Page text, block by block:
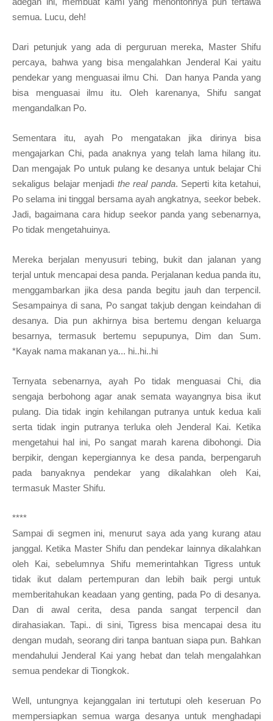
semua. Lucu, deh!
Dari petunjuk yang ada di perguruan mereka, Master Shifu
percaya, bahwa yang bisa mengalahkan Jenderal Kai yaitu
pendekar yang menguasai ilmu Chi.
Dan hanya Panda yang
bisa menguasai ilmu itu. Oleh karenanya, Shifu sangat
mengandalkan Po.
Sementara itu, ayah Po mengatakan jika dirinya bisa
mengajarkanChi, pada anaknya yang telah lama hilang itu.
Dan mengajak Po untuk pulang ke desanya untuk belajar Chi
sekaligus belajar menjadi the real panda. Seperti kita ketahui,
Po selama ini tinggal bersama ayah angkatnya, seekor bebek.
Jadi, bagaimana cara hidup seekorpanda yang sebenarnya,
Po tidak mengetahuinya.
Mereka berjalan menyusuri tebing, bukit dan jalanan yang
terjal untuk mencapaidesa panda. Perjalanan kedua panda itu,
menggambarkan jika desa panda begitu jauh dan terpencil.
Sesampainya di sana, Po sangat takjub dengan keindahan di
desanya. Dia pun akhirnya bisa bertemu dengan keluarga
besarnya, termasuk bertemu sepupunya, Dim dan Sum.
*Kayak nama makanan ya... hi..hi..hi
Ternyata sebenarnya, ayah Po tidak menguasai Chi, dia
sengaja berbohong agar anak semata wayangnya bisa ikut
pulang. Dia tidak ingin kehilangan putranya untuk kedua kali
serta tidak ingin putranya terluka oleh Jenderal Kai. Ketika
mengetahui hal ini, Po sangat marah karena dibohongi. Dia
berpikir, dengan kepergiannya ke desa panda, berpengaruh
pada
banyaknya pendekar yang dikalahkan oleh Kai,
termasuk Master Shifu.
****
Sampai disegmen ini, menurut saya ada yang kurang atau
janggal. Ketika Master Shifu dan pendekar lainnya dikalahkan
oleh Kai, sebelumnya Shifu memerintahkan Tigress untuk
tidak ikut dalam pertempuran dan lebih baik pergi untuk
memberitahukan keadaan yang genting, pada Po di desanya.
Dandi awal cerita, desa panda sangat terpencil dan
dirahasiakan. Tapi.. di sini, Tigress bisa mencapai desa itu
dengan mudah, seorang diri tanpa bantuan siapa pun. Bahkan
mendahuluiJenderal Kai yang hebat dan telah mengalahkan
semua pendekar di Tiongkok.
Well, untungnya kejanggalan ini tertutupi oleh keseruan Po
mempersiapkan semua warga desanya untuk menghadapi